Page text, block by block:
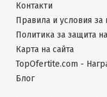
Контакти
Правила и условия за
Политика за защита
Карта на сайта
TopOfertite.com -
Блог